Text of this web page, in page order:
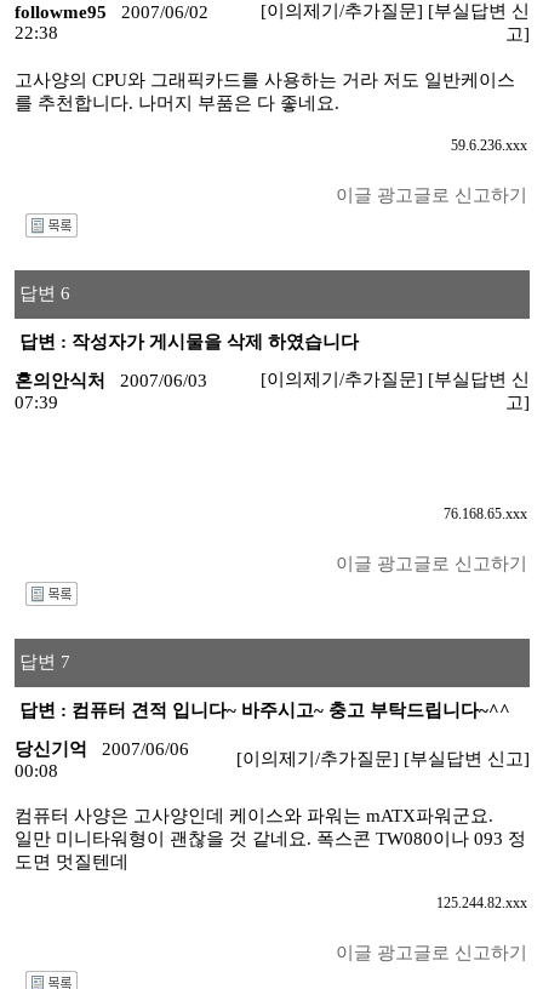
followme95
2007/06/02
22:38
[이의제기/추가질문] [부실답변 신
고]
고사양의 CPU와 그래픽카드를 사용하는 거라 저도 일반케이스
를 추천합니다. 나머지 부품은 다 좋네요.
59.6.236.xxx
이글 광고글로 신고하기
답변 6
답변 : 작성자가 게시물을 삭제 하였습니다
혼의안식처
2007/06/03
07:39
[이의제기/추가질문] [부실답변 신
고]
76.168.65.xxx
이글 광고글로 신고하기
답변 7
답변 : 컴퓨터 견적 입니다~ 바주시고~ 충고 부탁드립니다~^^
당신기억
2007/06/06
00:08
[이의제기/추가질문] [부실답변 신고]
컴퓨터 사양은 고사양인데 케이스와 파워는 mATX파워군요.
일만 미니타워형이 괜찮을 것 같네요. 폭스콘 TW080이나 093 정
도면 멋질텐데
125.244.82.xxx
이글 광고글로 신고하기